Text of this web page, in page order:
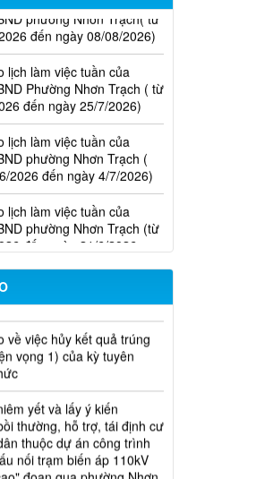
đến ngày 08/08/2026)
lịch làm việc tuần của
Phường Nhơn Trạch ( từ
đến ngày 25/7/2026)
lịch làm việc tuần của
phường Nhơn Trạch (
2026 đến ngày 4/7/2026)
lịch làm việc tuần của
phường Nhơn Trạch (từ
đến ngày 21/6/2026
lịch tiếp công dân của Chủ
nhân dân phường tại các
bàn phường Nhơn
án bồi thường, hỗ
về việc hủy kết quả trúng
vọng 1) của kỳ tuyên
yết và lấy ý kiến
thường, hỗ trợ, tái định cư
thuộc dự án công trình
nối trạm biến áp 110kV
đoạn qua phường Nhơn
phố Đồng Nai